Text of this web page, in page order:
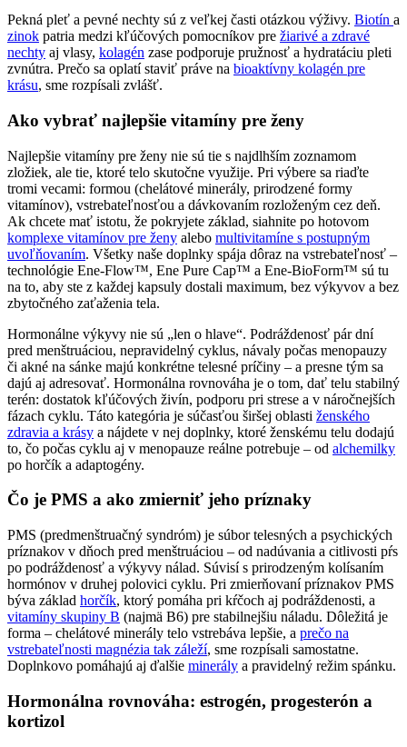
Pekná pleť a pevné nechty sú z veľkej časti otázkou výživy. Biotín a
zinok patria medzi kľúčových pomocníkov pre žiarivé a zdravé
nechty aj vlasy, kolagén zase podporuje pružnosť a hydratáciu pleti
zvnútra. Prečo sa oplatí staviť práve na bioaktívny kolagén pre
krásu, sme rozpísali zvlášť.
Ako vybrať najlepšie vitamíny pre ženy
Najlepšie vitamíny pre ženy nie sú tie s najdlhším zoznamom
zložiek, ale tie, ktoré telo skutočne využije. Pri výbere sa riaďte
tromi vecami: formou (chelátové minerály, prirodzené formy
vitamínov), vstrebateľnosťou a dávkovaním rozloženým cez deň.
Ak chcete mať istotu, že pokryjete základ, siahnite po hotovom
komplexe vitamínov pre ženy alebo multivitamíne s postupným
uvoľňovaním. Všetky naše doplnky spája dôraz na vstrebateľnosť –
technológie Ene-Flow™, Ene Pure Cap™ a Ene-BioForm™ sú tu
na to, aby ste z každej kapsuly dostali maximum, bez výkyvov a bez
zbytočného zaťaženia tela.
Hormonálne výkyvy nie sú „len o hlave“. Podráždenosť pár dní
pred menštruáciou, nepravidelný cyklus, návaly počas menopauzy
či akné na sánke majú konkrétne telesné príčiny – a presne tým sa
dajú aj adresovať. Hormonálna rovnováha je o tom, dať telu stabilný
terén: dostatok kľúčových živín, podporu pri strese a v náročnejších
fázach cyklu. Táto kategória je súčasťou širšej oblasti ženského
zdravia a krásy a nájdete v nej doplnky, ktoré ženskému telu dodajú
to, čo počas cyklu aj v menopauze reálne potrebuje – od alchemilky
po horčík a adaptogény.
Čo je PMS a ako zmierniť jeho príznaky
PMS (predmenštruačný syndróm) je súbor telesných a psychických
príznakov v dňoch pred menštruáciou – od nadúvania a citlivosti pŕs
po podráždenosť a výkyvy nálad. Súvisí s prirodzeným kolísaním
hormónov v druhej polovici cyklu. Pri zmierňovaní príznakov PMS
býva základ horčík, ktorý pomáha pri kŕčoch aj podráždenosti, a
vitamíny skupiny B (najmä B6) pre stabilnejšiu náladu. Dôležitá je
forma – chelátové minerály telo vstrebáva lepšie, a prečo na
vstrebateľnosti magnézia tak záleží, sme rozpísali samostatne.
Doplnkovo pomáhajú aj ďalšie minerály a pravidelný režim spánku.
Hormonálna rovnováha: estrogén, progesterón a
kortizol